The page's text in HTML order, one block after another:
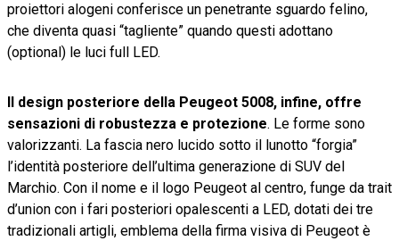
proiettori alogeni conferisce un penetrante sguardo felino,
che diventa quasi “tagliente” quando questi adottano
(optional) le luci full LED.
Il design posteriore della Peugeot 5008, infine, offre
sensazioni di robustezza e protezione. Le forme sono
valorizzanti. La fascia nero lucido sotto il lunotto “forgia”
l’identità posteriore dell’ultima generazione di SUV del
Marchio. Con il nome e il logo Peugeot al centro, funge da trait
d’union con i fari posteriori opalescenti a LED, dotati dei tre
tradizionali artigli, emblema della firma visiva di Peugeot è